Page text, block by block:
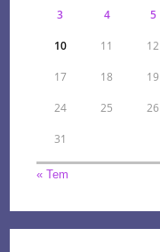
3 4 5
10 11 12
17 18 19
24 25 26
31
« Tem